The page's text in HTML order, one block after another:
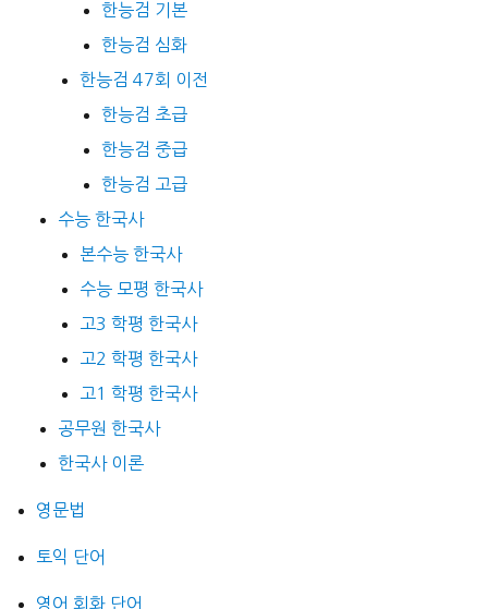
한능검 기본
한능검 심화
한능검 47회 이전
한능검 초급
한능검 중급
한능검 고급
수능 한국사
본수능 한국사
수능 모평 한국사
고3 학평 한국사
고2 학평 한국사
고1 학평 한국사
공무원 한국사
한국사 이론
영문법
토익 단어
영어 회화 단어